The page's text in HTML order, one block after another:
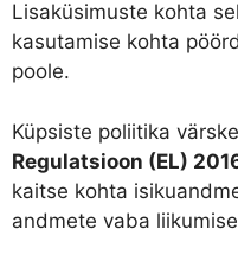
Lisaküsimuste kohta
kasutamise kohta
poole.
Küpsiste poliitika
Regulatsioon (EL)
kaitse kohta
andmete vaba